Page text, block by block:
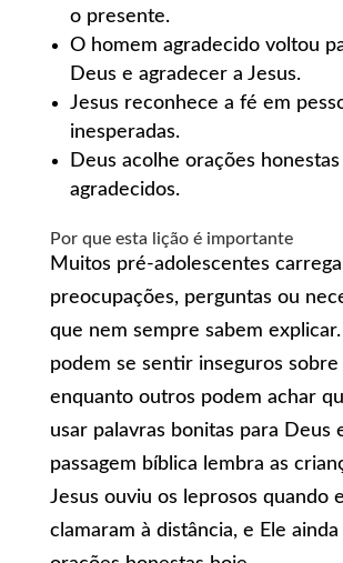
o presente.
O homem agradecido voltou
Deus e agradecer a Jesus.
Jesus reconhece a fé em
inesperadas.
Deus acolhe orações
agradecidos.
Por que esta lição é importante
Muitos pré-adolescentes
preocupações, perguntas ou
que nem sempre sabem explicar.
podem se sentir inseguros
enquanto outros podem achar
usar palavras bonitas para Deus
passagem bíblica lembra as
Jesus ouviu os leprosos quando
clamaram à distância, e Ele